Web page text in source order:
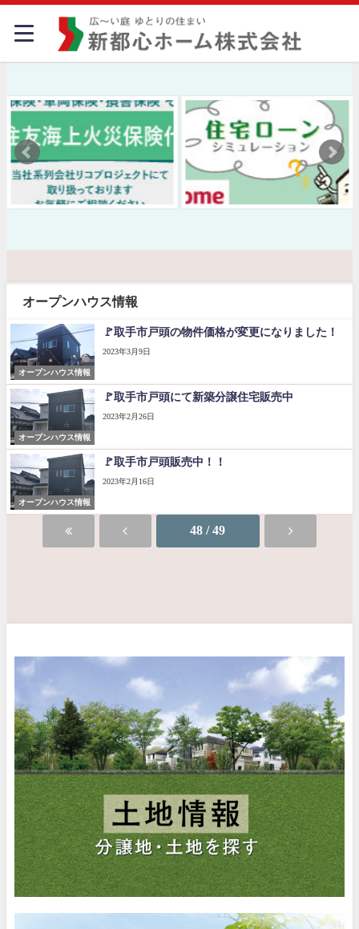
オープンハウス情報
オープンハウス情報
🚩取手市戸頭の物件価格が変更になりました！
2023年3月9日
オープンハウス情報
🚩取手市戸頭にて新築分譲住宅販売中
2023年2月26日
オープンハウス情報
🚩取手市戸頭販売中！！
2023年2月16日
48 / 49